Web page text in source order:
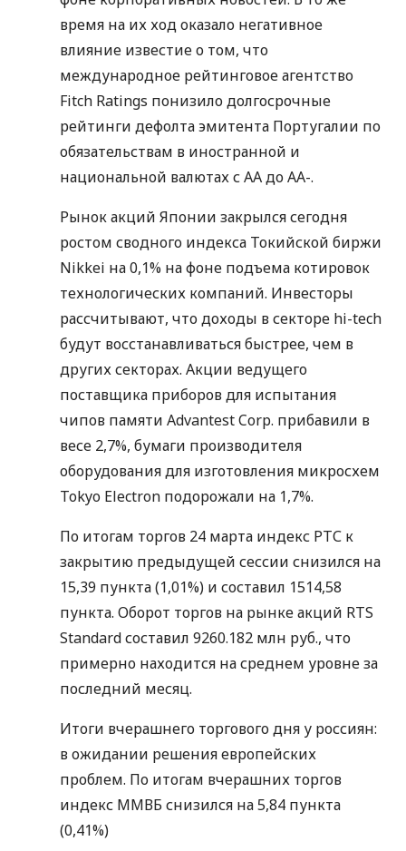
время на их ход оказало негативное
влияние известие о том, что
международное рейтинговое агентство
Fitch Ratings понизило долгосрочные
рейтинги дефолта эмитента Португалии по
обязательствам в иностранной и
национальной валютах с АА до АА-.
Рынок акций Японии закрылся сегодня
ростом сводного индекса Токийской биржи
Nikkei на 0,1% на фоне подъема котировок
технологических компаний. Инвесторы
рассчитывают, что доходы в секторе hi-tech
будут восстанавливаться быстрее, чем в
других секторах. Акции ведущего
поставщика приборов для испытания
чипов памяти Advantest Corp. прибавили в
весе 2,7%, бумаги производителя
оборудования для изготовления микросхем
Tokyo Electron подорожали на 1,7%.
По итогам торгов 24 марта индекс РТС к
закрытию предыдущей сессии снизился на
15,39 пункта (1,01%) и составил 1514,58
пункта. Оборот торгов на рынке акций RTS
Standard составил 9260.182 млн руб., что
примерно находится на среднем уровне за
последний месяц.
Итоги вчерашнего торгового дня у россиян:
в ожидании решения европейских
проблем. По итогам вчерашних торгов
индекс ММВБ снизился на 5,84 пункта
(0,41%)